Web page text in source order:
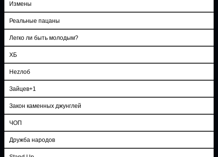
Измены
Реальные пацаны
Легко ли быть молодым?
ХБ
Неzлоб
Зайцев+1
Закон каменных джунглей
ЧОП
Дружба народов